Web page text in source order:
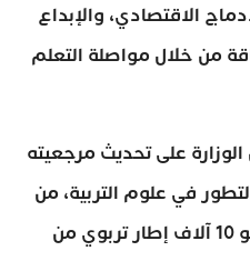
الاقتصادي، والإبداع
من خلال مواصلة التعلم
الوزارة على تحديث مرجعيته
في علوم التربية، من
خلال تأهيل وتنمية كفاءات نحو 10 آلاف إطار تربوي من